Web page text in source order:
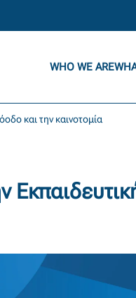
WHO WE ARE
και την καινοτομία